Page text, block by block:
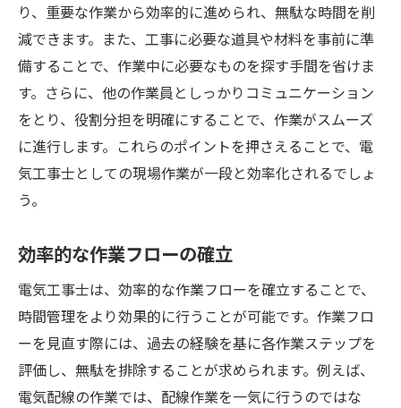
り、重要な作業から効率的に進められ、無駄な時間を削
減できます。また、工事に必要な道具や材料を事前に準
備することで、作業中に必要なものを探す手間を省けま
す。さらに、他の作業員としっかりコミュニケーション
をとり、役割分担を明確にすることで、作業がスムーズ
に進行します。これらのポイントを押さえることで、電
気工事士としての現場作業が一段と効率化されるでしょ
う。
効率的な作業フローの確立
電気工事士は、効率的な作業フローを確立することで、
時間管理をより効果的に行うことが可能です。作業フロ
ーを見直す際には、過去の経験を基に各作業ステップを
評価し、無駄を排除することが求められます。例えば、
電気配線の作業では、配線作業を一気に行うのではな